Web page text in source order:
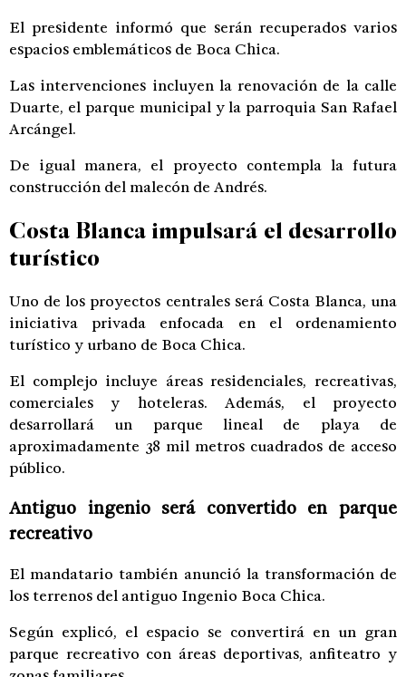
El presidente informó que serán recuperados varios
espacios emblemáticos de Boca Chica.
Las intervenciones incluyen la renovación de la calle
Duarte, el parque municipal y la parroquia San Rafael
Arcángel.
De igual manera, el proyecto contempla la futura
construcción del malecón de Andrés.
Costa Blanca impulsará el desarrollo
turístico
Uno de los proyectos centrales será Costa Blanca, una
iniciativa privada enfocada en el ordenamiento
turístico y urbano de Boca Chica.
El complejo incluye áreas residenciales, recreativas,
comerciales y hoteleras. Además, el proyecto
desarrollará un parque lineal de playa de
aproximadamente 38 mil metros cuadrados de acceso
público.
Antiguo ingenio será convertido en parque
recreativo
El mandatario también anunció la transformación de
los terrenos del antiguo Ingenio Boca Chica.
Según explicó, el espacio se convertirá en un gran
parque recreativo con áreas deportivas, anfiteatro y